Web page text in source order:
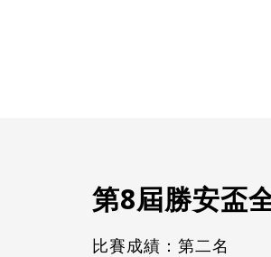
第8屆勝安盃
比賽成績：第二名